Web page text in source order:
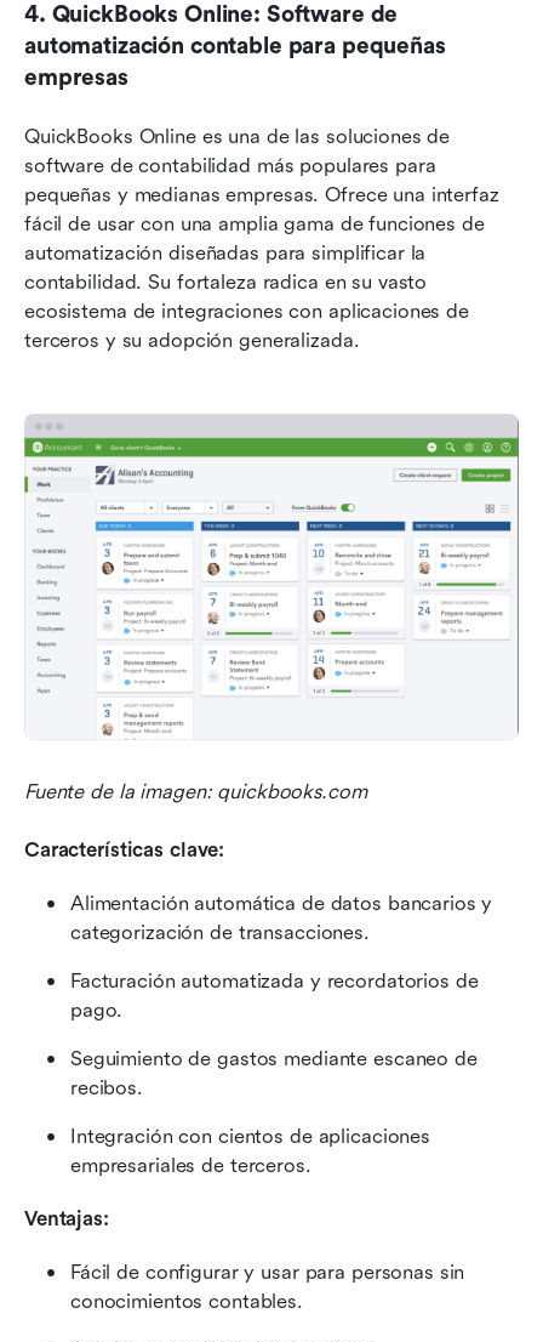
4. QuickBooks Online: Software de
automatización contable para pequeñas
empresas
QuickBooks Online es una de las soluciones de
software de contabilidad más populares para
pequeñas y medianas empresas. Ofrece una interfaz
fácil de usar con una amplia gama de funciones de
automatización diseñadas para simplificar la
contabilidad. Su fortaleza radica en su vasto
ecosistema de integraciones con aplicaciones de
terceros y su adopción generalizada.
Fuente de la imagen: quickbooks.com
Características clave:
Alimentación automática de datos bancarios y
categorización de transacciones.
Facturación automatizada y recordatorios de
pago.
Seguimiento de gastos mediante escaneo de
recibos.
Integración con cientos de aplicaciones
empresariales de terceros.
Ventajas:
Fácil de configurar y usar para personas sin
conocimientos contables.